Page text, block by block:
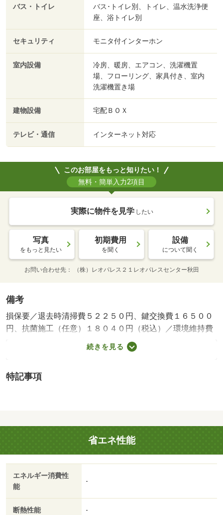
バス・トイレ
バス･トイレ別、トイレ、温水洗浄便
座、浴トイレ別
セキュリティ モニタ付インターホン
室内設備
冷房、暖房、エアコン、洗濯機置
場、フローリング、家具付き、室内
洗濯機置き場
建物設備 宅配ＢＯＸ
テレビ・通信 インターネット対応
このお部屋をもっと知りたい！
無料・簡単入力2項目
実際に物件を見学 したい
写真
をもっと見たい
初期費用
を聞く
設備
について聞く
お問い合わせ先 （株）レオパレス２１レオパレスセンター秋田
備考
損保要／退去時清掃費５２２５０円、鍵交換費１６５００
円、抗菌施工（任意）１８０４０円（税込）／環境維持費
５５０円／月、更新手数料１６５００円／２年（税込）／
保証会社利用必：保証料：８２７９０円（契約内容により
／仲介手数料不要／バストイレ別／エアコン／フローリン
続きを見る
特記事項
省エネ性能
エネルギー消費性
能
-
断熱性能 -